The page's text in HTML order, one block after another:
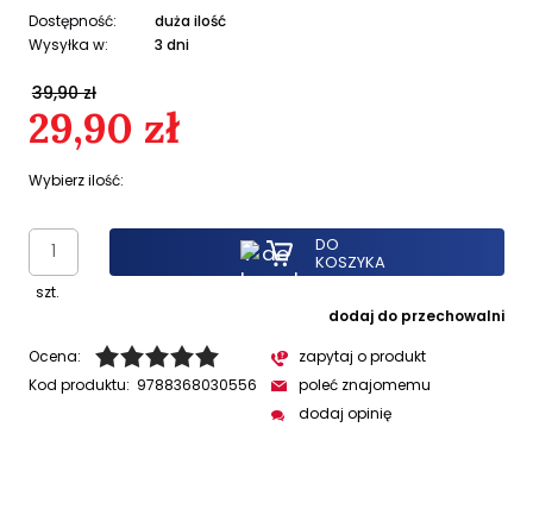
Dostępność:
duża ilość
Wysyłka w:
3 dni
29,90 zł
Wybierz ilość:
39,90 zł
szt.
DO
KOSZYKA
dodaj do przechowalni
Ocena:
Kod produktu: 9788368030556
zapytaj o produkt
poleć znajomemu
dodaj opinię